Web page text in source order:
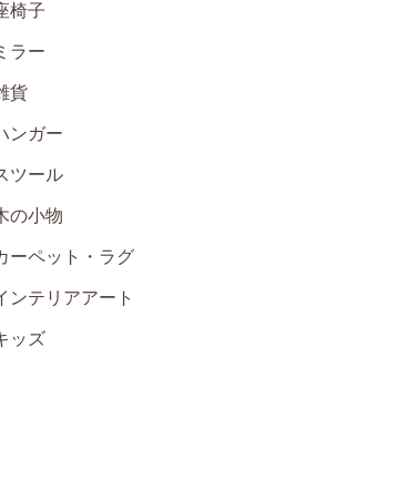
椅子
ラー
貨
ンガー
ツール
の小物
ーペット・ラグ
ンテリアアート
ッズ